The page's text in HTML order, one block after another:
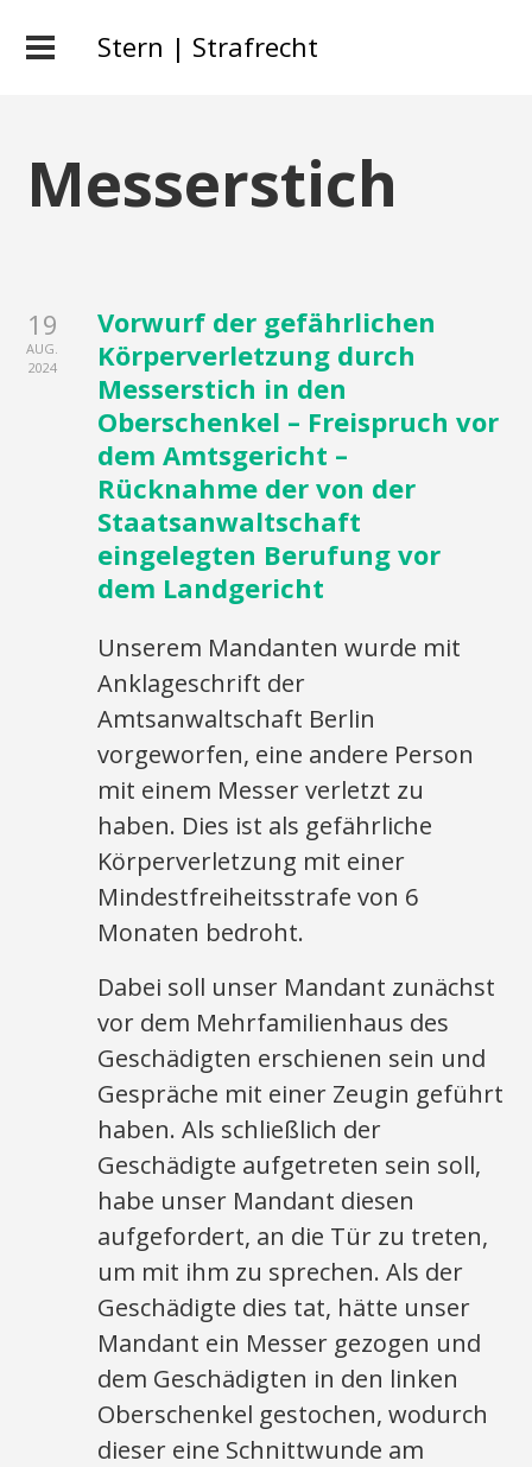
Stern | Strafrecht
Messerstich
19
AUG.
2024
Vorwurf der gefährlichen
Körperverletzung durch
Messerstich in den
Oberschenkel – Freispruch vor
dem Amtsgericht –
Rücknahme der von der
Staatsanwaltschaft
eingelegten Berufung vor
dem Landgericht
Unserem Mandanten wurde mit
Anklageschrift der
Amtsanwaltschaft Berlin
vorgeworfen, eine andere Person
mit einem Messer verletzt zu
haben. Dies ist als gefährliche
Körperverletzung mit einer
Mindestfreiheitsstrafe von 6
Monaten bedroht.
Dabei soll unser Mandant zunächst
vor dem Mehrfamilienhaus des
Geschädigten erschienen sein und
Gespräche mit einer Zeugin geführt
haben. Als schließlich der
Geschädigte aufgetreten sein soll,
habe unser Mandant diesen
aufgefordert, an die Tür zu treten,
um mit ihm zu sprechen. Als der
Geschädigte dies tat, hätte unser
Mandant ein Messer gezogen und
dem Geschädigten in den linken
Oberschenkel gestochen, wodurch
dieser eine Schnittwunde am